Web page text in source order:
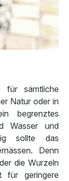
für sämtliche
Natur oder in
begrenztes
Wasser und
sollte das
Denn
die Wurzeln
für geringere